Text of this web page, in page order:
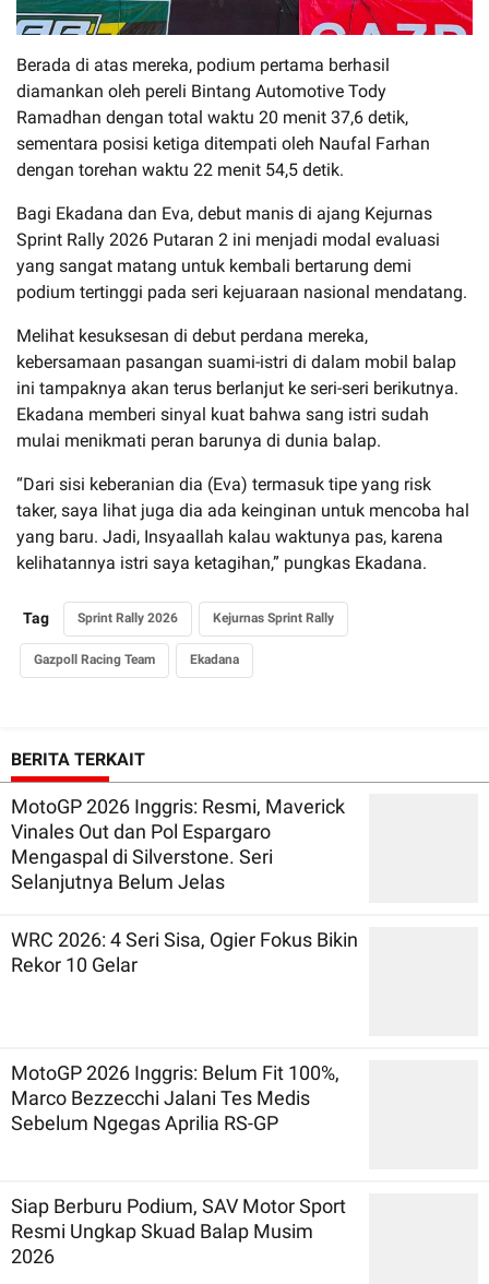
Berada di atas mereka, podium pertama berhasil
diamankan oleh pereli Bintang Automotive Tody
Ramadhan dengan total waktu 20 menit 37,6 detik,
sementara posisi ketiga ditempati oleh Naufal Farhan
dengan torehan waktu 22 menit 54,5 detik.
Bagi Ekadana dan Eva, debut manis di ajang Kejurnas
Sprint Rally 2026 Putaran 2 ini menjadi modal evaluasi
yang sangat matang untuk kembali bertarung demi
podium tertinggi pada seri kejuaraan nasional mendatang.
Melihat kesuksesan di debut perdana mereka,
kebersamaan pasangan suami-istri di dalam mobil balap
ini tampaknya akan terus berlanjut ke seri-seri berikutnya.
Ekadana memberi sinyal kuat bahwa sang istri sudah
mulai menikmati peran barunya di dunia balap.
“Dari sisi keberanian dia (Eva) termasuk tipe yang risk
taker, saya lihat juga dia ada keinginan untuk mencoba hal
yang baru. Jadi, Insyaallah kalau waktunya pas, karena
kelihatannya istri saya ketagihan,” pungkas Ekadana.
Tag Sprint Rally 2026 Kejurnas Sprint Rally
Gazpoll Racing Team Ekadana
BERITA TERKAIT
MotoGP 2026 Inggris: Resmi, Maverick
Vinales Out dan Pol Espargaro
Mengaspal di Silverstone. Seri
Selanjutnya Belum Jelas
WRC 2026: 4 Seri Sisa, Ogier Fokus Bikin
Rekor 10 Gelar
MotoGP 2026 Inggris: Belum Fit 100%,
Marco Bezzecchi Jalani Tes Medis
Sebelum Ngegas Aprilia RS-GP
Siap Berburu Podium, SAV Motor Sport
Resmi Ungkap Skuad Balap Musim
2026